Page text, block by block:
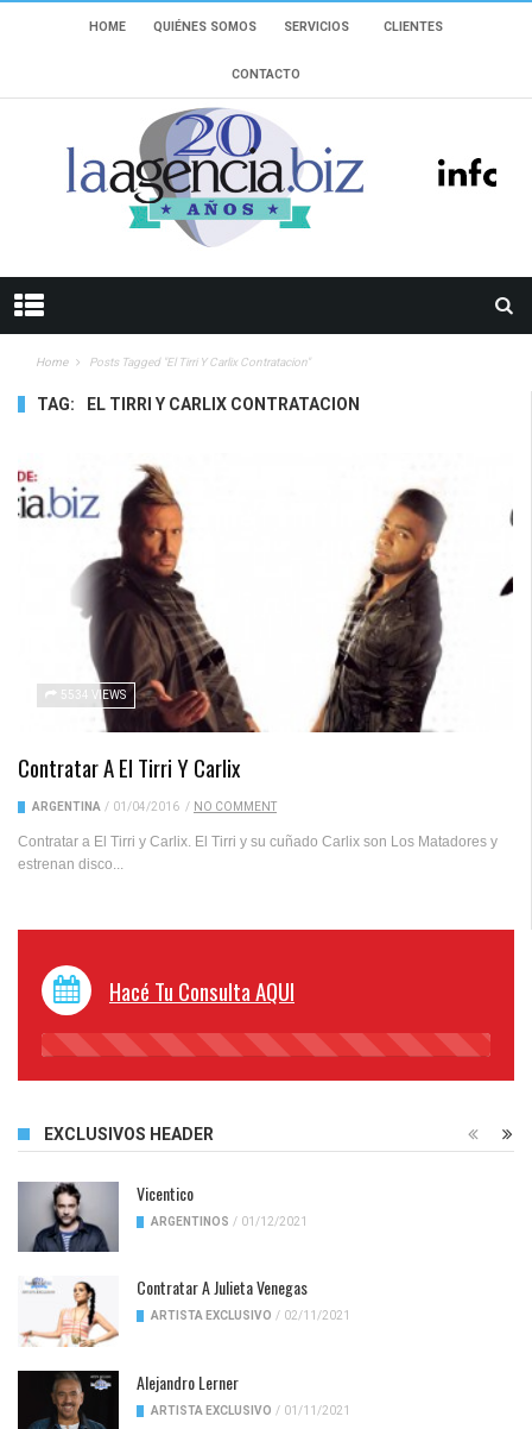
HOME QUIÉNES SOMOS SERVICIOS CLIENTES
CONTACTO
Home Posts Tagged "el Tirri Y Carlix Contratacion"
TAG: EL TIRRI Y CARLIX CONTRATACION
5534 VIEWS
Contratar A El Tirri Y Carlix
ARGENTINA / 01/04/2016 / NO COMMENT
Contratar a El Tirri y Carlix. El Tirri y su cuñado Carlix son Los Matadores y
estrenan disco...
Hacé Tu Consulta AQUI
45%
EXCLUSIVOS HEADER
Vicentico
ARGENTINOS / 01/12/2021
Contratar A Julieta Venegas
ARTISTA EXCLUSIVO / 02/11/2021
Alejandro Lerner
ARTISTA EXCLUSIVO / 01/11/2021